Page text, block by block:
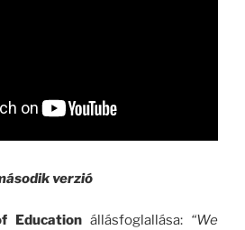
verzió
Education állásfoglallása: “We